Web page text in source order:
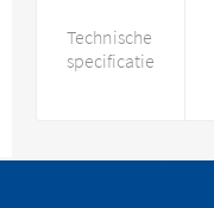
Technische
specificatie